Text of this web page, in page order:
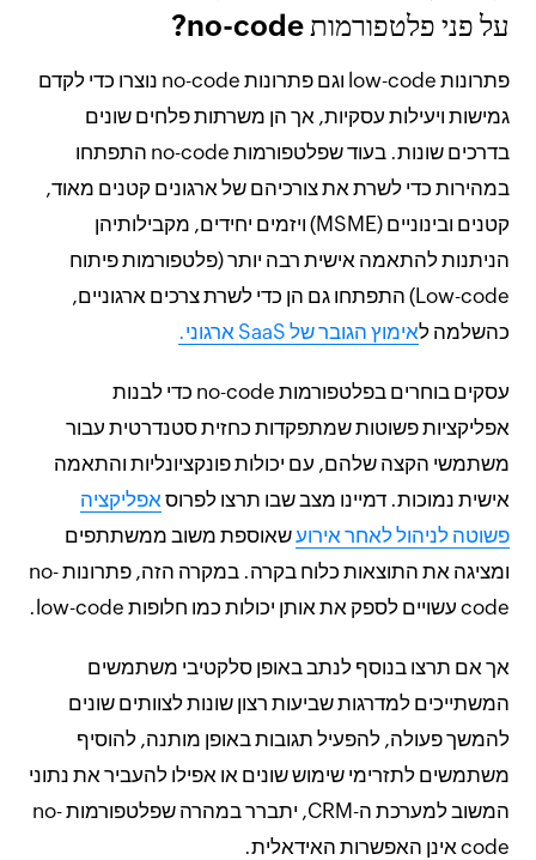
על פני פלטפורמות no-code?
פתרונות low-code וגם פתרונות no-code נוצרו כדי לקדם
גמישות ויעילות עסקיות, אך הן משרתות פלחים שונים
בדרכים שונות. בעוד שפלטפורמות no-code התפתחו
במהירות כדי לשרת את צורכיהם של ארגונים קטנים מאוד,
קטנים ובינוניים (MSME) ויזמים יחידים, מקבילותיהן
הניתנות להתאמה אישית רבה יותר (פלטפורמות פיתוח
Low-code) התפתחו גם הן כדי לשרת צרכים ארגוניים,
כהשלמה לאימוץ הגובר של SaaS ארגוני.
עסקים בוחרים בפלטפורמות no-code כדי לבנות
אפליקציות פשוטות שמתפקדות כחזית סטנדרטית עבור
משתמשי הקצה שלהם, עם יכולות פונקציונליות והתאמה
אישית נמוכות. דמיינו מצב שבו תרצו לפרוסאפליקציה
פשוטה לניהול לאחר אירועשאוספת משוב ממשתתפים
ומציגה את התוצאות כלוח בקרה. במקרה הזה, פתרונות no-
code עשויים לספק את אותן יכולות כמו חלופות low-code.
אך אם תרצו בנוסף לנתב באופן סלקטיבי משתמשים
המשתייכים למדרגות שביעות רצון שונות לצוותים שונים
להמשך פעולה, להפעיל תגובות באופן מותנה, להוסיף
משתמשים לתזרימי שימוש שונים או אפילו להעביר את נתוני
המשוב למערכת ה-CRM, יתברר במהרה שפלטפורמות no-
code אינן האפשרות האידאלית.